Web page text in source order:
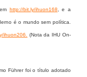
http://bit.ly/ihuon168 , e a
é o mundo sem política.
ihuon206. (Nota da IHU On-
Führer foi o título adotado